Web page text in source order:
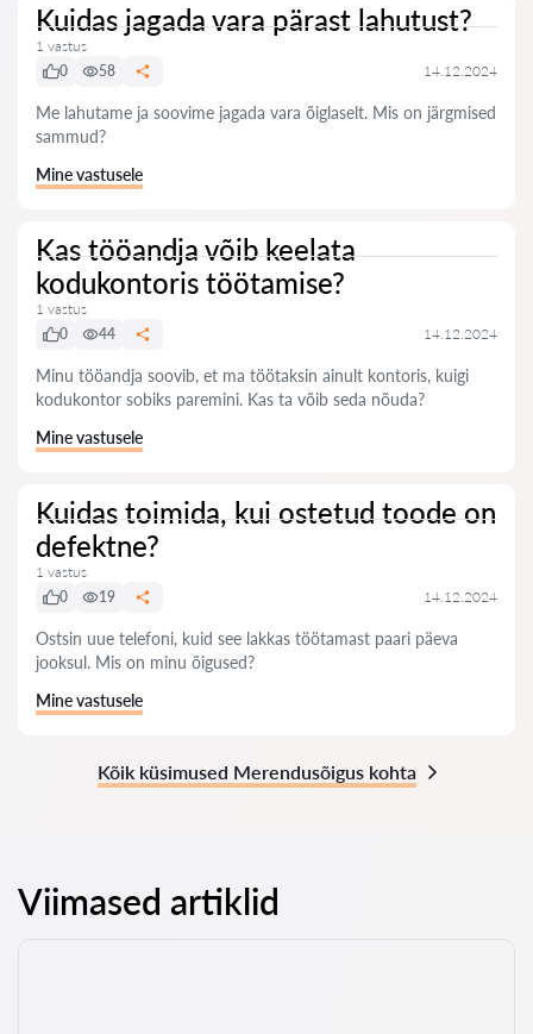
Kuidas jagada vara pärast lahutust?
1 vastus
0
58 14.12.2024
Me lahutame ja soovime jagada vara õiglaselt. Mis on järgmised
sammud?
Mine vastusele
Kas tööandja võib keelata
kodukontoris töötamise?
1 vastus
0
44 14.12.2024
Minu tööandja soovib, et ma töötaksin ainult kontoris, kuigi
kodukontor sobiks paremini. Kas ta võib seda nõuda?
Mine vastusele
Kuidas toimida, kui ostetud toode on
defektne?
1 vastus
0
19 14.12.2024
Ostsin uue telefoni, kuid see lakkas töötamast paari päeva
jooksul. Mis on minu õigused?
Mine vastusele
Kõik küsimused Merendusõigus kohta
Viimased artiklid